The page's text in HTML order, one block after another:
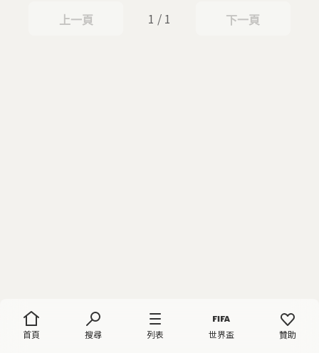
首頁 搜尋 列表 世界盃 贊助
上一頁
上一頁 1 / 1 下一頁
下一頁